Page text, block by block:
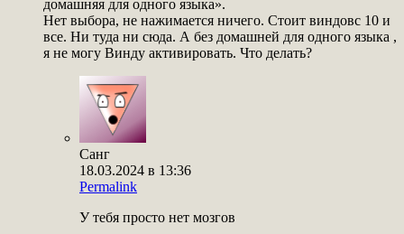
домашняя для одного языка».
Нет выбора, не нажимается ничего. Стоит виндовс 10 и
все. Ни туда ни сюда. А без домашней для одного языка ,
я не могу Винду активировать. Что делать?
Санг
18.03.2024 в 13:36
Permalink
У тебя просто нет мозгов